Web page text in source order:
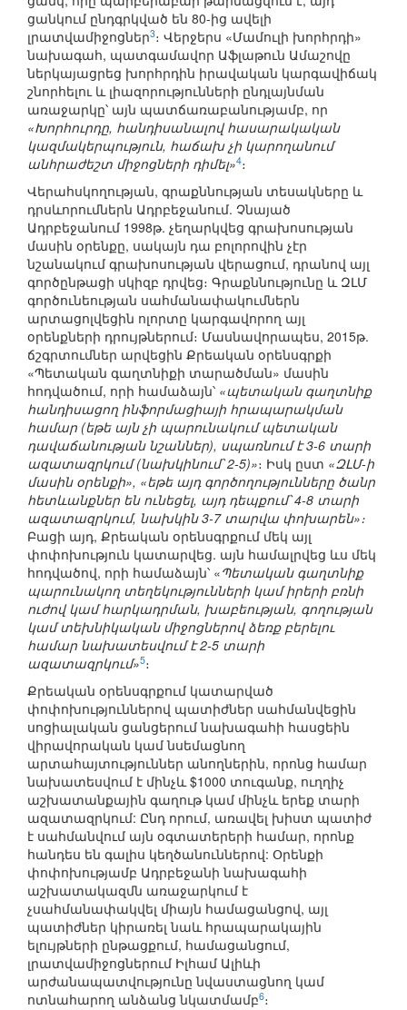
ցանկում ընդգրկված են 80-ից ավելի
լրատվամիջոցներ3։ Վերջերս «Մամուլի խորհրդի»
նախագահ, պատգամավոր Աֆլաթուն Ամաշովը
ներկայացրեց խորհրդին իրավական կարգավիճակ
շնորհելու և լիազորությունների ընդլայնման
առաջարկը՝ այն պատճառաբանությամբ, որ
«Խորհուրդը, հանդիսանալով հասարակական
կազմակերպություն, հաճախ չի կարողանում
անհրաժեշտ միջոցների դիմել»4։
Վերահսկողության, գրաքննության տեսակները և
դրսևորումներն Ադրբեջանում. Չնայած
Ադրբեջանում 1998թ. չեղարկվեց գրախոսության
մասին օրենքը, սակայն դա բոլորովին չէր
նշանակում գրախոսության վերացում, դրանով այլ
գործընթացի սկիզբ դրվեց։ Գրաքննությունը և ԶԼՄ
գործունեության սահմանափակումներն
արտացոլվեցին ոլորտը կարգավորող այլ
օրենքների դրույթներում։ Մասնավորապես, 2015թ.
ճշգրտումներ արվեցին Քրեական օրենսգրքի
«Պետական գաղտնիքի տարածման» մասին
հոդվածում, որի համաձայն՝ «պետական գաղտնիք
հանդիսացող ինֆորմացիայի հրապարակման
համար (եթե այն չի պարունակում պետական
դավաճանության նշաններ), սպառնում է 3-6 տարի
ազատազրկում (նախկինում՝ 2-5)»։ Իսկ ըստ «ԶԼՄ-ի
մասին օրենքի», «եթե այդ գործողությունները ծանր
հետևանքներ են ունեցել, այդ դեպքում՝ 4-8 տարի
ազատազրկում, նախկին 3-7 տարվա փոխարեն»։
Բացի այդ, Քրեական օրենսգրքում մեկ այլ
փոփոխություն կատարվեց. այն համալրվեց ևս մեկ
հոդվածով, որի համաձայն՝ «Պետական գաղտնիք
պարունակող տեղեկությունների կամ իրերի բռնի
ուժով կամ հարկադրման, խաբեության, գողության
կամ տեխնիկական միջոցներով ձեռք բերելու
համար նախատեսվում է 2-5 տարի
ազատազրկում»5։
Քրեական օրենսգրքում կատարված
փոփոխություններով պատիժներ սահմանվեցին
սոցիալական ցանցերում նախագահի հասցեին
վիրավորական կամ նսեմացնող
արտահայտություններ անողներին, որոնց համար
նախատեսվում է մինչև $1000 տուգանք, ուղղիչ
աշխատանքային գաղութ կամ մինչև երեք տարի
ազատազրկում: Ընդ որում, առավել խիստ պատիժ
է սահմանվում այն օգտատերերի համար, որոնք
հանդես են գալիս կեղծանուններով: Օրենքի
փոփոխությամբ Ադրբեջանի նախագահի
աշխատակազմն առաջարկում է
չսահմանափակվել միայն համացանցով, այլ
պատիժներ կիրառել նաև հրապարակային
ելույթների ընթացքում, համացանցում,
լրատվամիջոցներում Իլհամ Ալիևի
արժանապատվությունը նվաստացնող կամ
ոտնահարող անձանց նկատմամբ6։